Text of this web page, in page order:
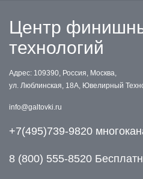
Центр
технологий
Адрес: 109390, Россия, Москва,
ул. Люблинская, 18А, Ювелирный
info@galtovki.ru
+7(495)739-9820
8 (800) 555-8520